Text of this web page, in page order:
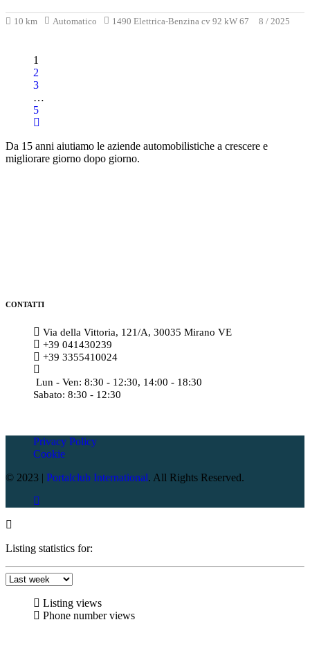
10 km Automatico 1490 Elettrica-Benzina cv 92 kW 67 8 / 2025
1
2
3
…
5
Da 15 anni aiutiamo le aziende automobilistiche a crescere e
migliorare giorno dopo giorno.
CONTATTI
Via della Vittoria, 121/A, 30035 Mirano VE
+39 041430239
+39 3355410024
Lun - Ven: 8:30 - 12:30, 14:00 - 18:30
Sabato: 8:30 - 12:30
Privacy Policy
Cookie
© 2023 | Portalclub International. All Rights Reserved.
Listing statistics for:
Listing views
Phone number views